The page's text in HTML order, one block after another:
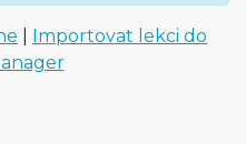
Importovat lekci do